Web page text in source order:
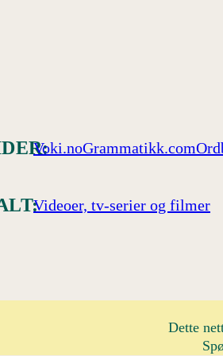
Voki.noGrammatikk.com
Videoer, tv-serier og filmer
Dette